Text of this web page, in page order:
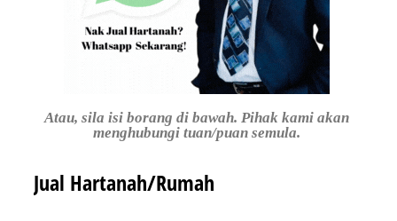
Atau, sila isi borang di bawah. Pihak kami akan
menghubungi tuan/puan semula.